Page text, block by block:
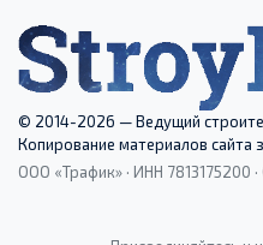
© 2014-2026 — Ведущий
Копирование материалов сайта
ООО «Трафик» · ИНН 7813175200